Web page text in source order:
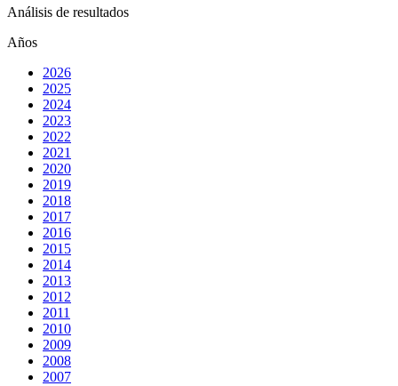
Análisis de resultados
Años
2026
2025
2024
2023
2022
2021
2020
2019
2018
2017
2016
2015
2014
2013
2012
2011
2010
2009
2008
2007